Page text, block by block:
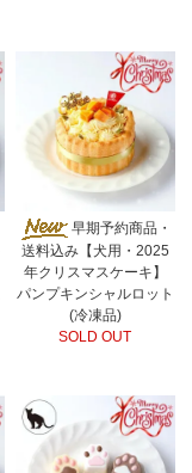
早期予約商品・
送料込み【犬用・2025
年クリスマスケーキ】
パンプキンシャルロット
(冷凍品)
SOLD OUT